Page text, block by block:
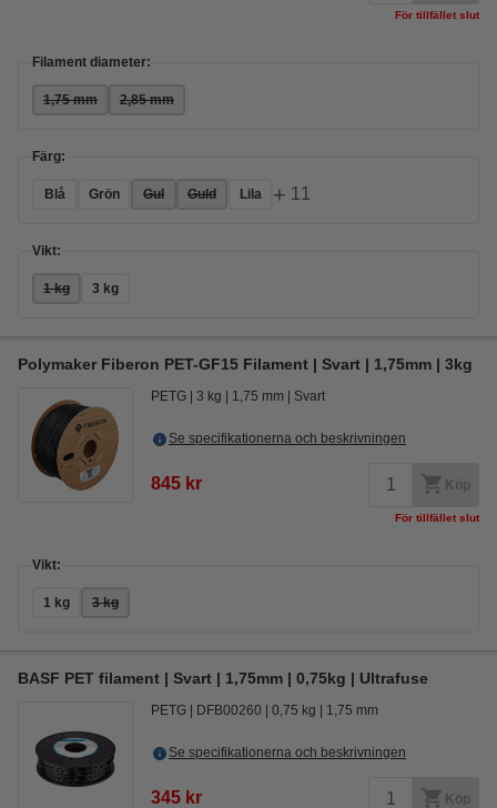
För tillfället slut
Filament diameter:
1,75 mm 2,85 mm
Färg:
Blå Grön Gul Guld Lila + 11
Vikt:
1 kg 3 kg
Polymaker Fiberon PET-GF15 Filament | Svart | 1,75mm | 3kg
PETG 3 kg 1,75 mm Svart
Se specifikationerna och beskrivningen
845 kr Köp
För tillfället slut
Vikt:
1 kg 3 kg
BASF PET filament | Svart | 1,75mm | 0,75kg | Ultrafuse
PETG DFB00260 0,75 kg 1,75 mm
Se specifikationerna och beskrivningen
345 kr Köp